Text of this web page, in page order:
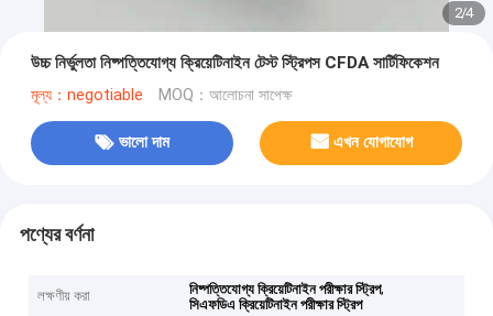
2/4
উচ্চ নির্ভুলতা নিষ্পত্তিযোগ্য ক্রিয়েটিনাইন টেস্ট স্ট্রিপস CFDA সার্টিফিকেশন
মূল্য：negotiable MOQ：আলোচনা সাপেক্ষ
ভালো দাম এখন যোগাযোগ
পণ্যের বর্ণনা
লক্ষণীয় করা নিষ্পত্তিযোগ্য ক্রিয়েটিনাইন পরীক্ষার স্ট্রিপ,
সিএফডিএ ক্রিয়েটিনাইন পরীক্ষার স্ট্রিপ